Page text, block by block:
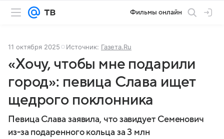
Фильмы онлайн
11 октября 2025 Источник: Газета.Ru
«Хочу, чтобы мне подарили
город»: певица Слава ищет
щедрого поклонника
Певица Слава заявила, что завидует Семенович
из-за подаренного кольца за 3 млн